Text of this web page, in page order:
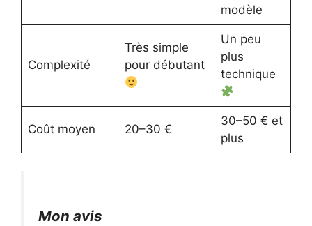
modèle
Complexité
Très simple
pour débutant
Un peu
plus
technique
Coût moyen 20–30 €
30–50 € et
plus
Mon avis